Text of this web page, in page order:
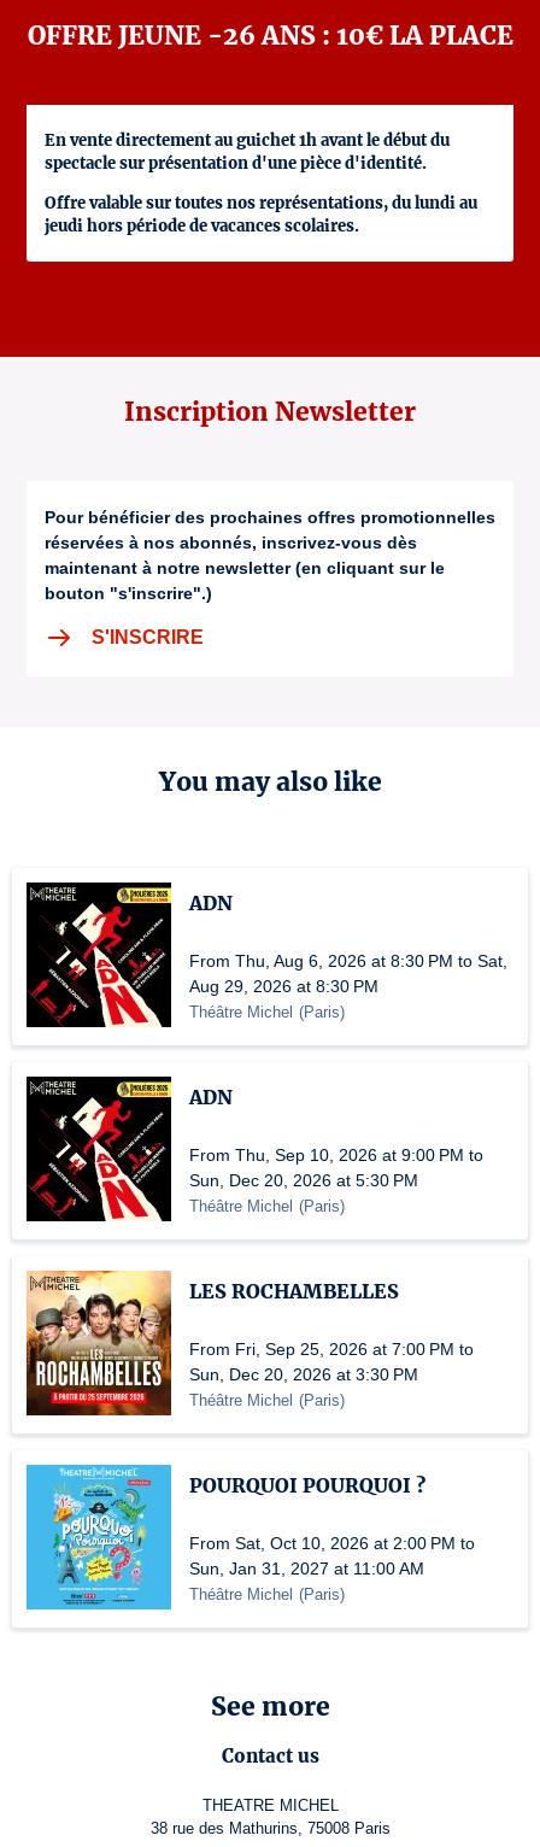
Inscription Newsletter
Pour bénéficier des prochaines offres promotionnelles
réservées à nos abonnés, inscrivez-vous dès
maintenant à notre newsletter (en cliquant sur le
bouton "s'inscrire".)
S'INSCRIRE
You may also like
ADN
From Thu, Aug 6, 2026 at 8:30 PM to Sat,
Aug 29, 2026 at 8:30 PM
Théâtre Michel (Paris)
ADN
From Thu, Sep 10, 2026 at 9:00 PM to
Sun, Dec 20, 2026 at 5:30 PM
Théâtre Michel (Paris)
LES ROCHAMBELLES
From Fri, Sep 25, 2026 at 7:00 PM to
Sun, Dec 20, 2026 at 3:30 PM
Théâtre Michel (Paris)
POURQUOI POURQUOI ?
From Sat, Oct 10, 2026 at 2:00 PM to
Sun, Jan 31, 2027 at 11:00 AM
Théâtre Michel (Paris)
OFFRE JEUNE -26 ANS : 10€ LA PLACE
En vente directement au guichet 1h avant le début du
spectacle sur présentation d'une pièce d'identité.
Offre valable sur toutes nos représentations, du lundi au
jeudi hors période de vacances scolaires.
See more
Contact us
THEATRE MICHEL
38 rue des Mathurins, 75008 Paris